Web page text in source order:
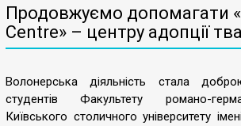
Продовжуємо допомагати
Centre» – центру адопції
Волонерська діяльність стала
студентів Факультету романо-
Київського столичного університету